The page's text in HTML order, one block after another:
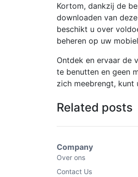
Kortom, dankzij de
downloaden van
beschikt u over
beheren op uw
Ontdek en ervaar de
te benutten en geen
zich meebrengt, kunt
Related posts
Company
Over ons
Contact Us